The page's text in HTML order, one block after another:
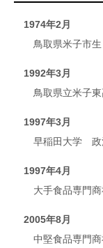
1974年2月
鳥取県米子市
1992年3月
鳥取県立米子
1997年3月
早稲田大学
1997年4月
大手食品専門
2005年8月
中堅食品専門